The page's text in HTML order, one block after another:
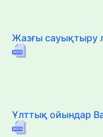
Жазғы сауықтыру
Ұлттық ойындар